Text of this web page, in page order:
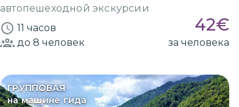
автопешеходной экскурсии
11 часов
42€
до 8 человек за человека
ГРУППОВАЯ
на машине гида